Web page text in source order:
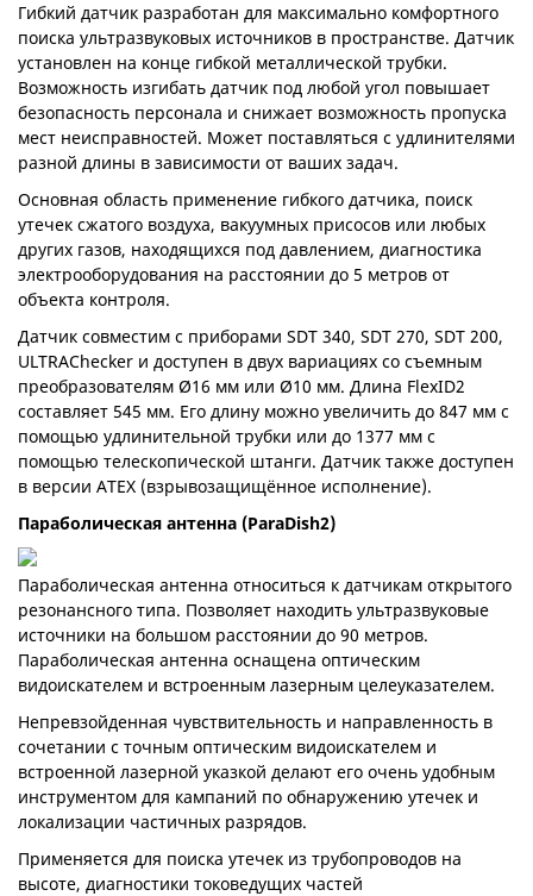
Гибкий датчик разработан для максимально комфортного
поиска ультразвуковых источников в пространстве. Датчик
установлен на конце гибкой металлической трубки.
Возможность изгибать датчик под любой угол повышает
безопасность персонала и снижает возможность пропуска
мест неисправностей. Может поставляться с удлинителями
разной длины в зависимости от ваших задач.
Основная область применение гибкого датчика, поиск
утечек сжатого воздуха, вакуумных присосов или любых
других газов, находящихся под давлением, диагностика
электрооборудования на расстоянии до 5 метров от
объекта контроля.
Датчик совместим с приборами SDT 340, SDT 270, SDT 200,
ULTRAChecker и доступен в двух вариациях со съемным
преобразователям Ø16 мм или Ø10 мм. Длина FlexID2
составляет 545 мм. Его длину можно увеличить до 847 мм с
помощью удлинительной трубки или до 1377 мм с
помощью телескопической штанги. Датчик также доступен
в версии ATEX (взрывозащищённое исполнение).
Параболическая антенна (ParaDish2)
Параболическая антенна относиться к датчикам открытого
резонансного типа. Позволяет находить ультразвуковые
источники на большом расстоянии до 90 метров.
Параболическая антенна оснащена оптическим
видоискателем и встроенным лазерным целеуказателем.
Непревзойденная чувствительность и направленность в
сочетании с точным оптическим видоискателем и
встроенной лазерной указкой делают его очень удобным
инструментом для кампаний по обнаружению утечек и
локализации частичных разрядов.
Применяется для поиска утечек из трубопроводов на
высоте, диагностики токоведущих частей